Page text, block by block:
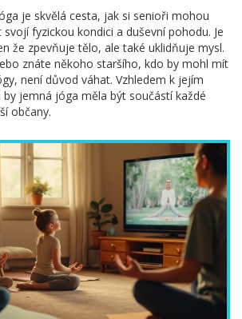
je skvělá cesta, jak si senioři mohou
fyzickou kondici a duševní pohodu. Je
že zpevňuje tělo, ale také uklidňuje mysl.
znáte někoho staršího, kdo by mohl mít
není důvod váhat. Vzhledem k jejím
jemná jóga měla být součástí každé
občany.